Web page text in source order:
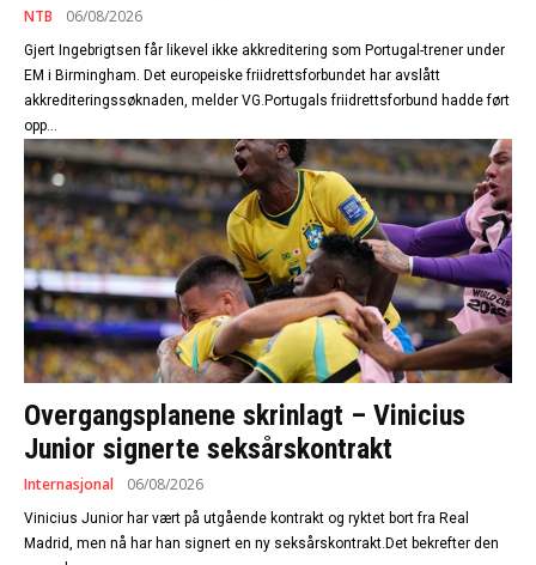
NTB 06/08/2026
Gjert Ingebrigtsen får likevel ikke akkreditering som Portugal-trener under
EM i Birmingham. Det europeiske friidrettsforbundet har avslått
akkrediteringssøknaden, melder VG.Portugals friidrettsforbund hadde ført
opp...
Overgangsplanene skrinlagt – Vinicius
Junior signerte seksårskontrakt
Internasjonal 06/08/2026
Vinicius Junior har vært på utgående kontrakt og ryktet bort fra Real
Madrid, men nå har han signert en ny seksårskontrakt.Det bekrefter den